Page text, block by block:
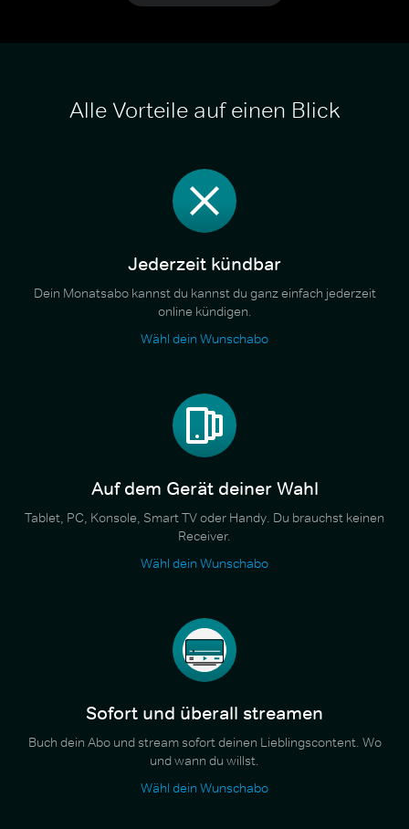
Alle Vorteile auf einen Blick
Jederzeit kündbar
Dein Monatsabo kannst du kannst du ganz einfach jederzeit
online kündigen.
Wähl dein Wunschabo
Auf dem Gerät deiner Wahl
Tablet, PC, Konsole, Smart TV oder Handy. Du brauchst keinen
Receiver.
Wähl dein Wunschabo
Sofort und überall streamen
Buch dein Abo und stream sofort deinen Lieblingscontent. Wo
und wann du willst.
Wähl dein Wunschabo